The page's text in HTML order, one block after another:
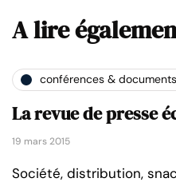
A lire
conférences & documents
La revue de presse
19 mars 2015
Société, distribution,